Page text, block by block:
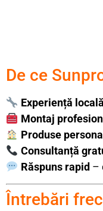
De ce
Experiență
Montaj
Produse
Consultanță
Răspuns rapid –
Întrebări